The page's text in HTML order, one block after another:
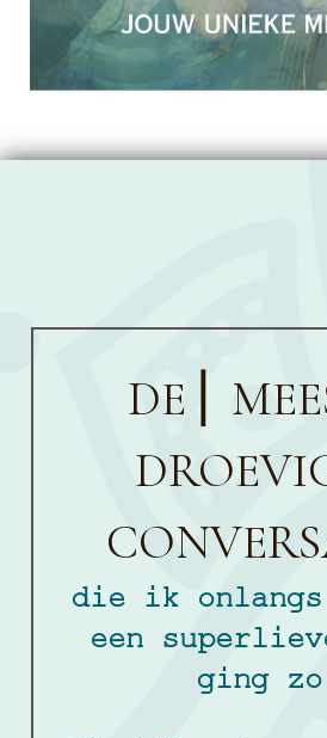
DE ⎜
die ik onlangs
een
ging